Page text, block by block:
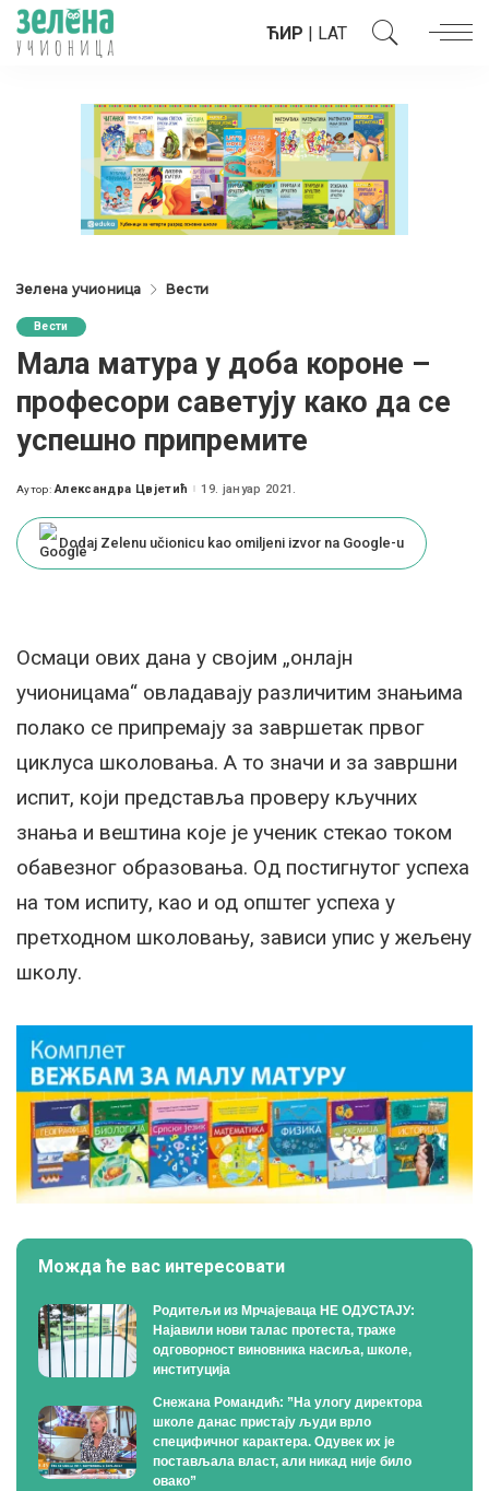
ЋИР | LAT
Зелена учионица Вести
Вести
Мала матура у доба короне –
професори саветују како да се
успешно припремите
Posted
Аутор: Александра Цвјетић 19. јануар 2021.
Dodaj Zelenu učionicu kao omiljeni izvor na Google-u
Осмаци ових дана у својим „онлајн
учионицама“ овладавају различитим знањима
полако се припремају за завршетак првог
циклуса школовања. А то значи и за завршни
испит, који представља проверу кључних
знања и вештина које је ученик стекао током
обавезног образовања. Од постигнутог успеха
на том испиту, као и од општег успеха у
претходном школовању, зависи упис у жељену
школу.
Можда ће вас интересовати
Родитељи из Мрчајеваца НЕ ОДУСТАЈУ:
Најавили нови талас протеста, траже
одговорност виновника насиља, школе,
институција
Снежана Романдић: ”На улогу директора
школе данас пристају људи врло
специфичног карактера. Одувек их је
постављала власт, али никад није било
овако”